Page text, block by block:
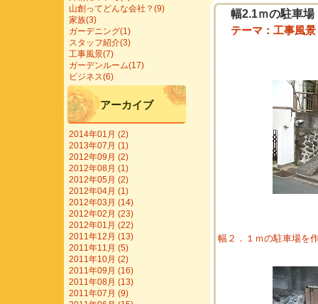
幅2.1ｍの駐車
テーマ： 工事風景
幅２．１ｍの駐車場を
山創ってどんな会社？(9)
家族(3)
ガーデニング(1)
スタッフ紹介(3)
工事風景(7)
ガーデンルーム(17)
ビジネス(6)
アーカイブ
2014年01月 (2)
2013年07月 (1)
2012年09月 (2)
2012年08月 (1)
2012年05月 (2)
2012年04月 (1)
2012年03月 (14)
2012年02月 (23)
2012年01月 (22)
2011年12月 (13)
2011年11月 (5)
2011年10月 (2)
2011年09月 (16)
2011年08月 (13)
2011年07月 (9)